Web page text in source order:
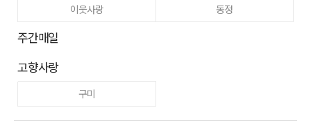
이웃사랑
동정
주간매일
고향사랑
구미